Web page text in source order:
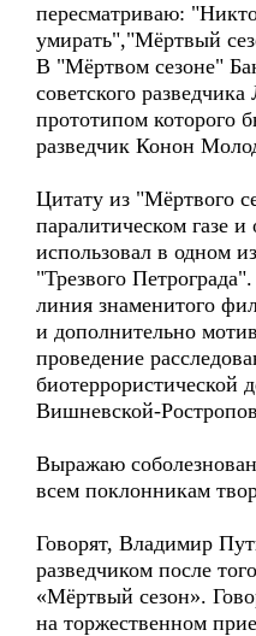
пересматриваю:
умирать","Мёртвый
В "Мёртвом сезоне"
советского
прототипом которого
разведчик Конон
Цитату из "Мёртвого
паралитическом газе
использовал в одном
"Трезвого
линия знаменитого
и дополнительно
проведение
биотеррористической
Вишневской-
Выражаю
всем поклонникам
Говорят, Владимир
разведчиком после
«Мёртвый сезон».
на торжественном